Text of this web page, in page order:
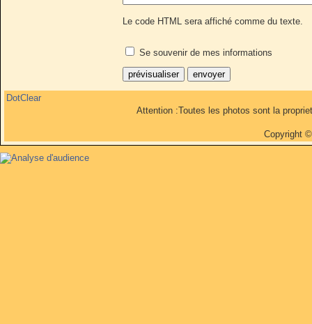
Le code HTML sera affiché comme du texte.
Se souvenir de mes informations
DotClear
Attention :Toutes les photos sont la
Copyright